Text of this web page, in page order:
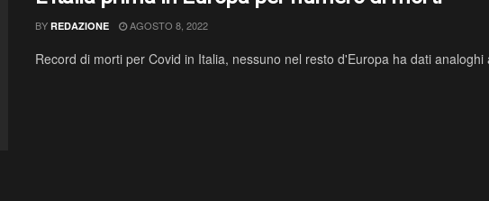
BY REDAZIONE AGOSTO 8, 2022
Record di morti per Covid in Italia, nessuno nel resto d'Europa ha dati